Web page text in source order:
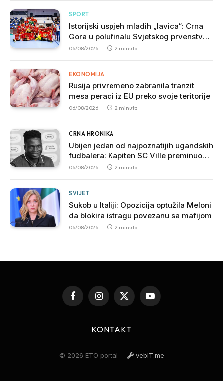
SPORT
Istorijski uspjeh mladih „lavica“: Crna
Gora u polufinalu Svjetskog prvenstva
nakon pobjede nad Slovačkom
06/08/2026 2 minuta
EKONOMIJA
Rusija privremeno zabranila tranzit
mesa peradi iz EU preko svoje teritorije
06/08/2026 2 minuta
CRNA HRONIKA
Ubijen jedan od najpoznatijih ugandskih
fudbalera: Kapiten SC Ville preminuo
nakon brutalnog napada
06/08/2026 2 minuta
SVIJET
Sukob u Italiji: Opozicija optužila Meloni
da blokira istragu povezanu sa mafijom
06/08/2026 2 minuta
FacebookInstagram
X
(Twitter)
YouTube
KONTAKT
© 2026 ETO portal vebIT.me